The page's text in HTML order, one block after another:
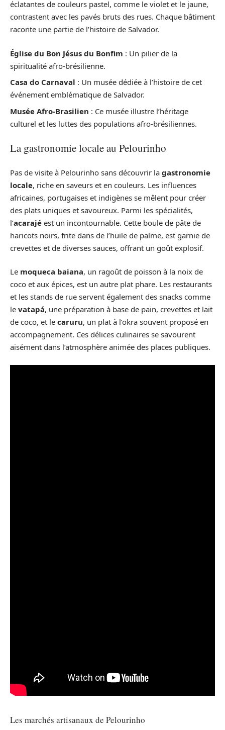
éclatantes de couleurs pastel, comme le violet et le jaune,
contrastent avec les pavés bruts des rues. Chaque bâtiment
raconte une partie de l’histoire de Salvador.
Église du Bon Jésus du Bonfim : Un pilier de la
spiritualité afro-brésilienne.
Casa do Carnaval : Un musée dédiée à l’histoire de cet
événement emblématique de Salvador.
Musée Afro-Brasilien : Ce musée illustre l’héritage
culturel et les luttes des populations afro-brésiliennes.
La gastronomie locale au Pelourinho
Pas de visite à Pelourinho sans découvrir la gastronomie
locale, riche en saveurs et en couleurs. Les influences
africaines, portugaises et indigènes se mêlent pour créer
des plats uniques et savoureux. Parmi les spécialités,
l’acarajé est un incontournable. Cette boule de pâte de
haricots noirs, frite dans de l’huile de palme, est garnie de
crevettes et de diverses sauces, offrant un goût explosif.
Le moqueca baiana, un ragoût de poisson à la noix de
coco et aux épices, est un autre plat phare. Les restaurants
et les stands de rue servent également des snacks comme
le vatapá, une préparation à base de pain, crevettes et lait
de coco, et le caruru, un plat à l’okra souvent proposé en
accompagnement. Ces délices culinaires se savourent
aisément dans l’atmosphère animée des places publiques.
Les marchés artisanaux de Pelourinho